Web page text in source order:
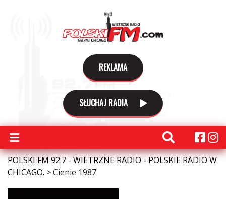
REKLAMA
SŁUCHAJ RADIA
POLSKI FM 92.7 - WIETRZNE RADIO - POLSKIE RADIO W
CHICAGO. >Cienie 1987